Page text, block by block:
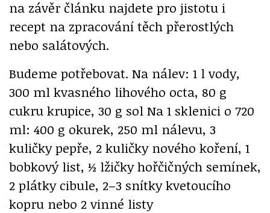
na závěr článku najdete pro jistotu i
recept na zpracování těch přerostlých
nebo salátových.
Budeme potřebovat. Na nálev: 1 l vody,
300 ml kvasného lihového octa, 80 g
cukru krupice, 30 g sol Na 1 sklenici o 720
ml: 400 g okurek, 250 ml nálevu, 3
kuličky pepře, 2 kuličky nového koření, 1
bobkový list, ½ lžičky hořčičných semínek,
2 plátky cibule, 2–3 snítky kvetoucího
kopru nebo 2 vinné listy